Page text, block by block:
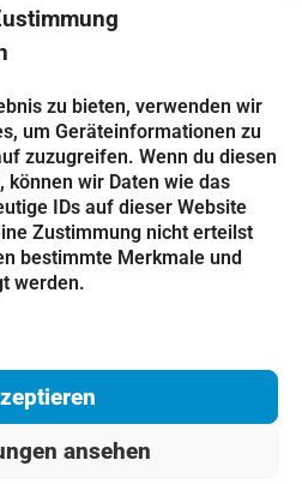
zu bieten, verwenden wir
um Geräteinformationen zu
zuzugreifen. Wenn du diesen
wir Daten wie das
IDs auf dieser Website
Zustimmung nicht erteilst
bestimmte Merkmale und
werden.
ansehen
Cookie-Richtlinie
Kontakt